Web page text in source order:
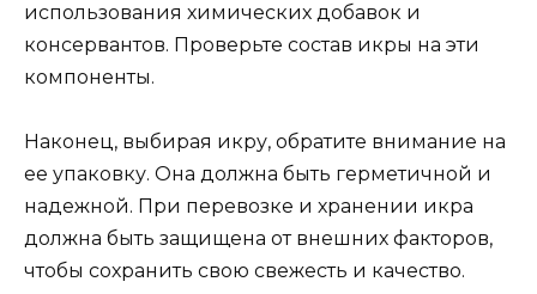
использования химических добавок и
консервантов. Проверьте состав икры на эти
компоненты.
Наконец, выбирая икру, обратите внимание на
ее упаковку. Она должна быть герметичной и
надежной. При перевозке и хранении икра
должна быть защищена от внешних факторов,
чтобы сохранить свою свежесть и качество.